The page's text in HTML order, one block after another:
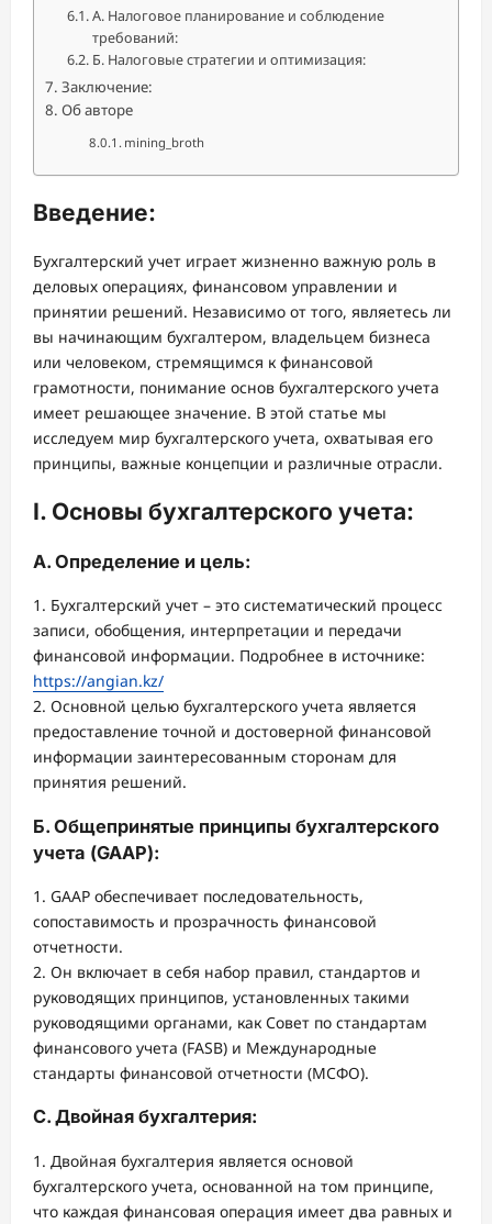
А. Налоговое планирование и соблюдение
требований:
Б. Налоговые стратегии и оптимизация:
Заключение:
Об авторе
mining_broth
Введение:
Бухгалтерский учет играет жизненно важную роль в
деловых операциях, финансовом управлении и
принятии решений. Независимо от того, являетесь ли
вы начинающим бухгалтером, владельцем бизнеса
или человеком, стремящимся к финансовой
грамотности, понимание основ бухгалтерского учета
имеет решающее значение. В этой статье мы
исследуем мир бухгалтерского учета, охватывая его
принципы, важные концепции и различные отрасли.
I. Основы бухгалтерского учета:
А. Определение и цель:
1. Бухгалтерский учет – это систематический процесс
записи, обобщения, интерпретации и передачи
финансовой информации. Подробнее в источнике:
https://angian.kz/
2. Основной целью бухгалтерского учета является
предоставление точной и достоверной финансовой
информации заинтересованным сторонам для
принятия решений.
Б. Общепринятые принципы бухгалтерского
учета (GAAP):
1. GAAP обеспечивает последовательность,
сопоставимость и прозрачность финансовой
отчетности.
2. Он включает в себя набор правил, стандартов и
руководящих принципов, установленных такими
руководящими органами, как Совет по стандартам
финансового учета (FASB) и Международные
стандарты финансовой отчетности (МСФО).
C. Двойная бухгалтерия:
1. Двойная бухгалтерия является основой
бухгалтерского учета, основанной на том принципе,
что каждая финансовая операция имеет два равных и